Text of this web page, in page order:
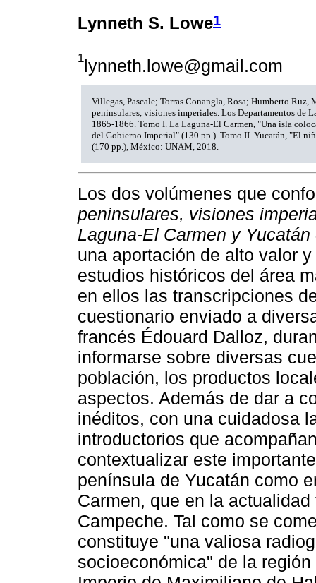
Lynneth S. Lowe1
1lynneth.lowe@gmail.com
Villegas, Pascale; Torras Conangla, Rosa; Humberto Ruz,
peninsulares, visiones imperiales. Los Departamentos de
1865-1866. Tomo I. La Laguna-El Carmen, "Una isla
del Gobierno Imperial" (130 pp.). Tomo II. Yucatán, "El
(170 pp.), México: UNAM, 2018.
Los dos volúmenes que
peninsulares, visiones
Laguna-El Carmen y
una aportación de alto valor
estudios históricos del área
en ellos las transcripciones
cuestionario enviado a
francés Édouard Dalloz,
informarse sobre diversas
población, los productos
aspectos. Además de dar a
inéditos, con una cuidadosa
introductorios que
contextualizar este
península de Yucatán como
Carmen, que en la
Campeche. Tal como se
constituye "una valiosa
socioeconómica" de la